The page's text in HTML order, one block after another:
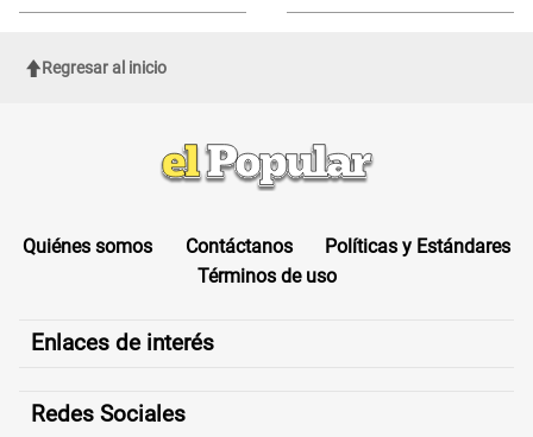
DENUNCIA de Naldy Saldaña
este formulario clave
Regresar al inicio
Quiénes somos Contáctanos
Políticas y Estándares
Términos de uso
Enlaces de interés
Redes Sociales